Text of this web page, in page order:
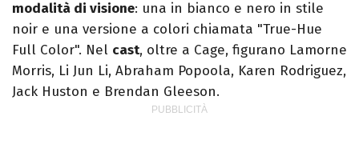
modalità di visione: una in bianco e nero in stile
noir e una versione a colori chiamata "True-Hue
Full Color". Nel cast, oltre a Cage, figurano Lamorne
Morris, Li Jun Li, Abraham Popoola, Karen Rodriguez,
Jack Huston e Brendan Gleeson.